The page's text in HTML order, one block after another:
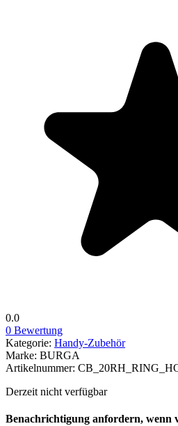
0.0
0 Bewertung
Kategorie: Handy-Zubehör
Marke: BURGA
Artikelnummer:
Derzeit nicht verfügbar
Benachrichtigung anfordern, wenn